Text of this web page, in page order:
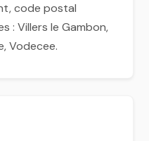
code postal
: Villers le Gambon,
Vodecee.